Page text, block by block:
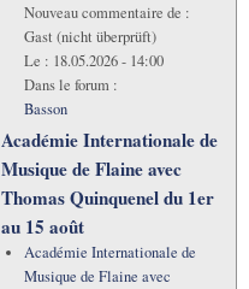
Nouveau commentaire de :
Gast (nicht überprüft)
Le : 18.05.2026 - 14:00
Dans le forum :
Basson
Académie Internationale de
Musique de Flaine avec
Thomas Quinquenel du 1er
au 15 août
Académie Internationale de
Musique de Flaine avec